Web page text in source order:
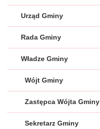
Urząd Gminy
Rada Gminy
Władze Gminy
Wójt Gminy
Zastępca Wójta Gminy
Sekretarz Gminy